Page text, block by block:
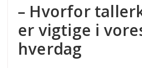
– Hvorfor
er vigtige i
hverdag